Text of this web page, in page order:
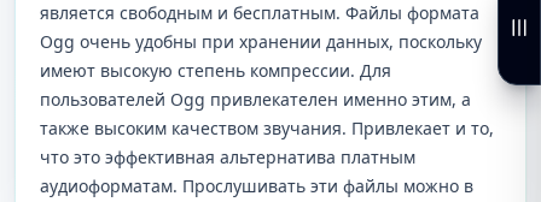
является свободным и бесплатным. Файлы формата
Ogg очень удобны при хранении данных, поскольку
имеют высокую степень компрессии. Для
пользователей Ogg привлекателен именно этим, а
также высоким качеством звучания. Привлекает и то,
что это эффективная альтернатива платным
аудиоформатам. Прослушивать эти файлы можно в